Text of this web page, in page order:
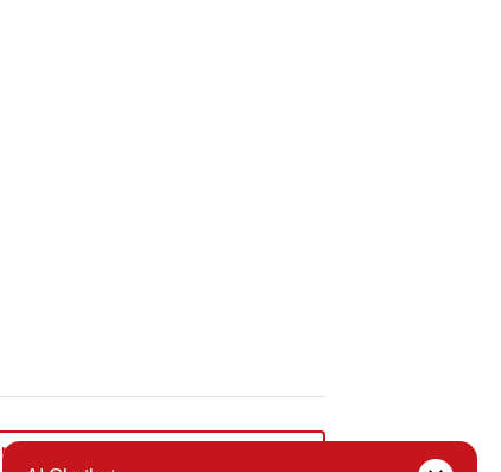
Hankavettä ihaillen -souturetki